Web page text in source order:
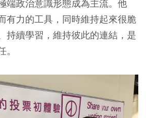
端政治意識形態成為主流。他
有力的工具，同時維持起來很脆
持續學習，維持彼此的連結，是